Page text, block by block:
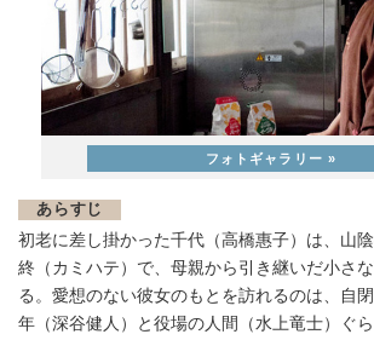
あらすじ
初老に差し掛かった千代（高橋惠子）は、山
終（カミハテ）で、母親から引き継いだ小さ
る。愛想のない彼女のもとを訪れるのは、自
年（深谷健人）と役場の人間（水上竜士）ぐ